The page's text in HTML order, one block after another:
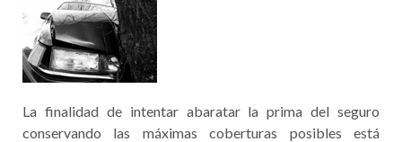
La finalidad de intentar abaratar la prima del seguro
conservando las máximas coberturas posibles está